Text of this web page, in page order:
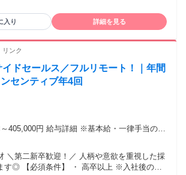
位で全額支給します ●昇給年2回／昇給
あり ●インセンティブ年4回あり ●在宅勤務手
●交通費全額支給
接客・販売の経験を活かしたい方（業界・年
を正当に評価されたい、しっかり稼ぎたい方
「思いやり」を大切にできる方 ・フルリモー
ではありません ・営業・接客・販売の経験
・IT機器・Webサービスの知識 【充実の
ートで基礎から学べます。 ▼研修の流れ
備： ロールプレイング練習 3．スキルアッ
声分析・改善アドバイス 4．デビュー： 先輩
でも安心してスタートできます！／ 【活躍
共通点】 当社では「HKK（褒める・共感す
入り 詳細を見る
リンク
イドセールス／フルリモート！｜年間
センティブ年4回
～405,000円 給与詳細 ※基本給・一律手当の総
律で支払われる通勤・皆勤・家族手当金額：
り5000円 全員に一律で支払われるその他手当
＼第二新卒歓迎！／ 人柄や意欲を重視した採
上 ※入社後の研